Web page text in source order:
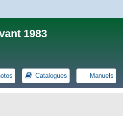
1983
Catalogues Manuels